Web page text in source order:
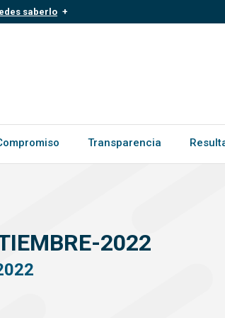
saberlo
del
Transparencia
2022